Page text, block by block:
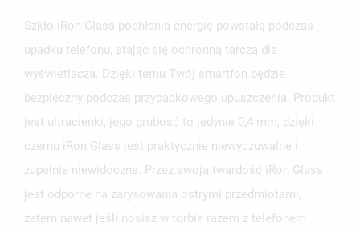
Szkło iRon Glass pochłania energię powstałą podczas
upadku telefonu, stając się ochronną tarczą dla
wyświetlacza. Dzięki temu Twój smartfon będzie
bezpieczny podczas przypadkowego upuszczenia. Produkt
jest ultracienki, jego grubość to jedynie 0,4 mm, dzięki
czemu iRon Glass jest praktycznie niewyczuwalne i
zupełnie niewidoczne. Przez swoją twardość iRon Glass
jest odporne na zarysowania ostrymi przedmiotami,
zatem nawet jeśli nosisz w torbie razem z telefonem